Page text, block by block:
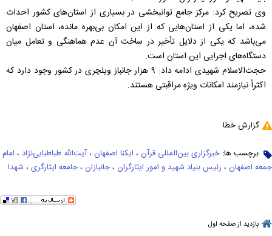
وی تصریح کرد: مرکز جامع توانبخشی در بسیاری از استان‌های کشور احداث
شده، اما یکی از استان‌هایی که از این امکان بی‌بهره مانده، استان اصفهان
می‌باشد که یکی از دلایل تأخیر در ساخت آن عدم هماهنگی و تعامل میان
دستگاه‌های اجرایی این استان است.
حجت‌الاسلام شهیدی ادامه داد: ۹ هزار جانباز ویلچری در کشور وجود دارد که
اکثراً نیازمند امکانات ویژه مراقبتی هستند.
گزارش خطا
برچسب ها: خبرگزاری بین‌المللی قرآن ، ایکنا اصفهان ، آیت‌الله طباطبایی‌نژاد ، امام
جمعه اصفهان ، رئیس بنیاد شهید و امور ایثارگران ، جانبازان ، جامعه ایثارگری ، شهدا
بازدید از صفحه اول